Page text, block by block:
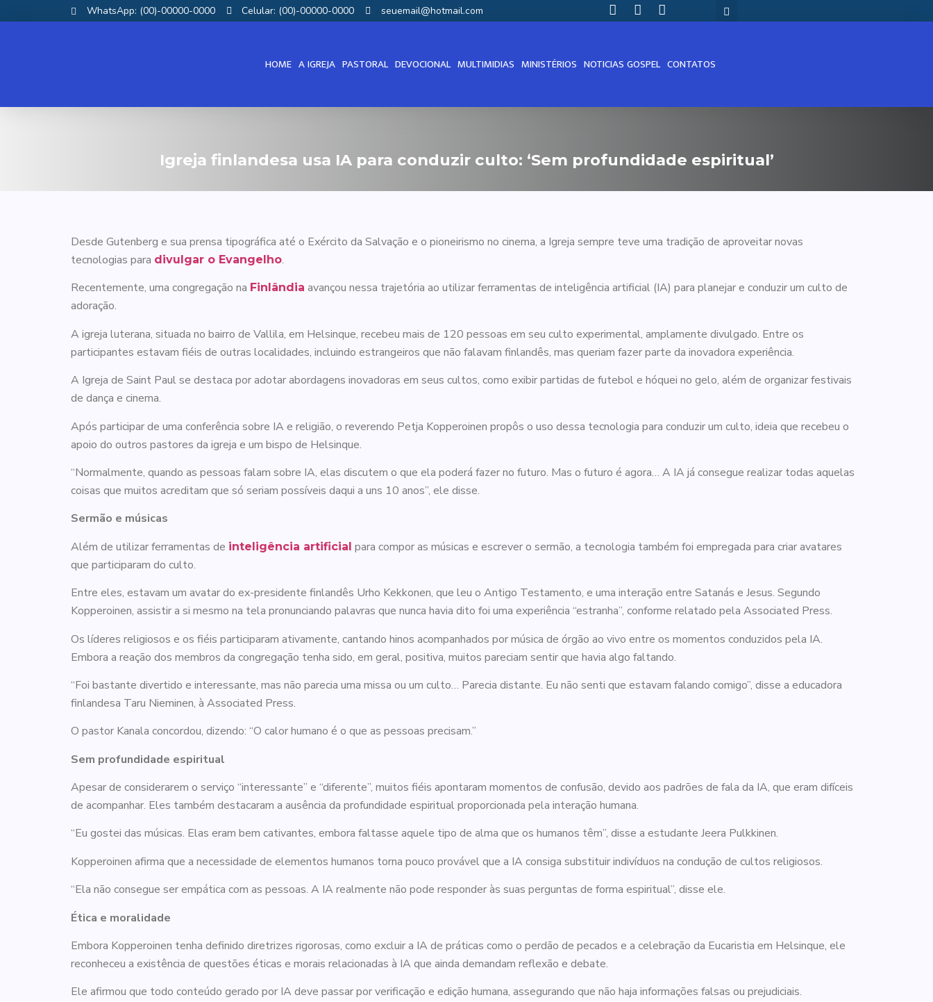
WhatsApp: (00)-00000-0000 Celular: (00)-00000-0000 seuemail@hotmail.com
HOME A IGREJA PASTORAL DEVOCIONAL MULTIMIDIAS MINISTÉRIOS NOTICIAS GOSPEL CONTATOS
Igreja finlandesa usa IA para conduzir culto: ‘Sem profundidade espiritual’
Desde Gutenberg e sua prensa tipográfica até o Exército da Salvação e o pioneirismo no cinema, a Igreja sempre teve uma tradição de aproveitar novas
tecnologias para divulgar o Evangelho.
Recentemente, uma congregação na Finlândia avançou nessa trajetória ao utilizar ferramentas de inteligência artificial (IA) para planejar e conduzir um culto de
adoração.
A igreja luterana, situada no bairro de Vallila, em Helsinque, recebeu mais de 120 pessoas em seu culto experimental, amplamente divulgado. Entre os
participantes estavam fiéis de outras localidades, incluindo estrangeiros que não falavam finlandês, mas queriam fazer parte da inovadora experiência.
A Igreja de Saint Paul se destaca por adotar abordagens inovadoras em seus cultos, como exibir partidas de futebol e hóquei no gelo, além de organizar festivais
de dança e cinema.
Após participar de uma conferência sobre IA e religião, o reverendo Petja Kopperoinen propôs o uso dessa tecnologia para conduzir um culto, ideia que recebeu o
apoio do outros pastores da igreja e um bispo de Helsinque.
“Normalmente, quando as pessoas falam sobre IA, elas discutem o que ela poderá fazer no futuro. Mas o futuro é agora… A IA já consegue realizar todas aquelas
coisas que muitos acreditam que só seriam possíveis daqui a uns 10 anos”, ele disse.
Sermão e músicas
Além de utilizar ferramentas de inteligência artificial para compor as músicas e escrever o sermão, a tecnologia também foi empregada para criar avatares
que participaram do culto.
Entre eles, estavam um avatar do ex-presidente finlandês Urho Kekkonen, que leu o Antigo Testamento, e uma interação entre Satanás e Jesus. Segundo
Kopperoinen, assistir a si mesmo na tela pronunciando palavras que nunca havia dito foi uma experiência “estranha”, conforme relatado pela Associated Press.
Os líderes religiosos e os fiéis participaram ativamente, cantando hinos acompanhados por música de órgão ao vivo entre os momentos conduzidos pela IA.
Embora a reação dos membros da congregação tenha sido, em geral, positiva, muitos pareciam sentir que havia algo faltando.
“Foi bastante divertido e interessante, mas não parecia uma missa ou um culto… Parecia distante. Eu não senti que estavam falando comigo”, disse a educadora
finlandesa Taru Nieminen, à Associated Press.
O pastor Kanala concordou, dizendo: “O calor humano é o que as pessoas precisam.”
Sem profundidade espiritual
Apesar de considerarem o serviço “interessante” e “diferente”, muitos fiéis apontaram momentos de confusão, devido aos padrões de fala da IA, que eram difíceis
de acompanhar. Eles também destacaram a ausência da profundidade espiritual proporcionada pela interação humana.
“Eu gostei das músicas. Elas eram bem cativantes, embora faltasse aquele tipo de alma que os humanos têm”, disse a estudante Jeera Pulkkinen.
Kopperoinen afirma que a necessidade de elementos humanos torna pouco provável que a IA consiga substituir indivíduos na condução de cultos religiosos.
“Ela não consegue ser empática com as pessoas. A IA realmente não pode responder às suas perguntas de forma espiritual”, disse ele.
Ética e moralidade
Embora Kopperoinen tenha definido diretrizes rigorosas, como excluir a IA de práticas como o perdão de pecados e a celebração da Eucaristia em Helsinque, ele
reconheceu a existência de questões éticas e morais relacionadas à IA que ainda demandam reflexão e debate.
Ele afirmou que todo conteúdo gerado por IA deve passar por verificação e edição humana, assegurando que não haja informações falsas ou prejudiciais.